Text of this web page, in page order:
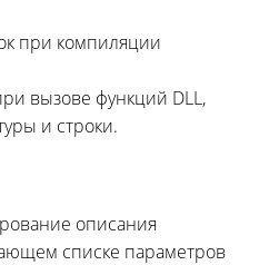
при компиляции
вызове функций DLL,
и строки.
описания
списке параметров